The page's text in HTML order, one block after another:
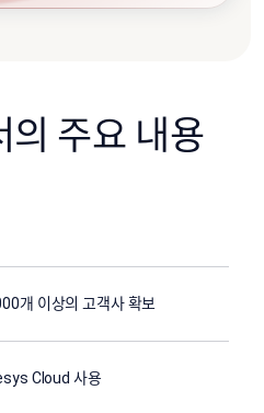
의 주요 내용
개 이상의 고객사 확보
Cloud 사용